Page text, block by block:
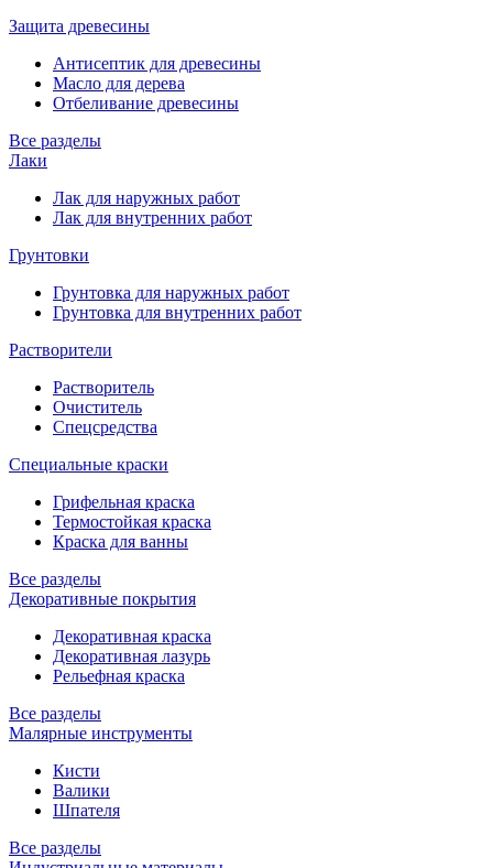
Защита древесины
Антисептик для древесины
Масло для дерева
Отбеливание древесины
Все разделы
Лаки
Лак для наружных работ
Лак для внутренних работ
Грунтовки
Грунтовка для наружных работ
Грунтовка для внутренних работ
Растворители
Растворитель
Очиститель
Спецсредства
Специальные краски
Грифельная краска
Термостойкая краска
Краска для ванны
Все разделы
Декоративные покрытия
Декоративная краска
Декоративная лазурь
Рельефная краска
Все разделы
Малярные инструменты
Кисти
Валики
Шпателя
Все разделы